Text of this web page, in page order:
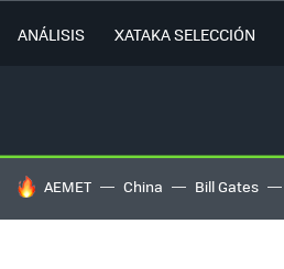
ANÁLISIS XATAKA SELECCIÓN
HOY SE HABLA DE
AEMET China Bill Gates